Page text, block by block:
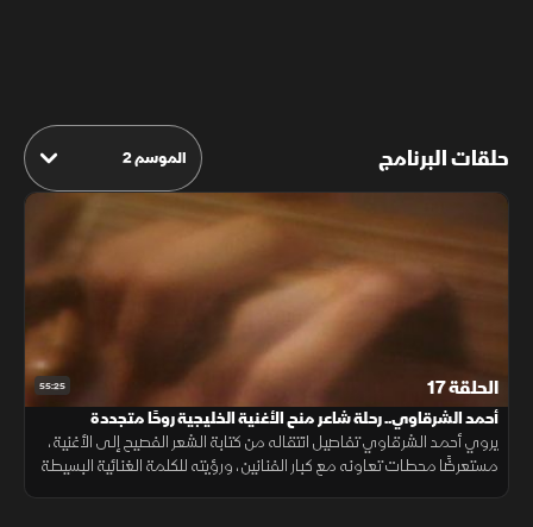
حلقات البرنامج الموسم 2
55:25 الحلقة 17
أحمد الشرقاوي.. رحلة شاعر منح الأغنية الخليجية روحًا متجددة
يروي أحمد الشرقاوي تفاصيل انتقاله من كتابة الشعر الفصيح إلى الأغنية،
مستعرضًا محطات تعاونه مع كبار الفنانين، ورؤيته للكلمة الغنائية البسيطة